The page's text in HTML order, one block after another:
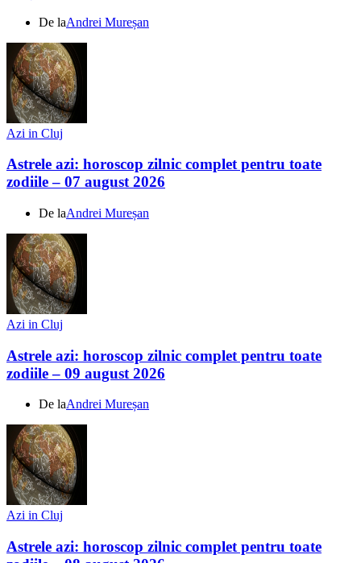
De laAndrei Mureșan
Azi in Cluj
Astrele azi: horoscop zilnic complet pentru toate
zodiile – 07 august 2026
De laAndrei Mureșan
Azi in Cluj
Astrele azi: horoscop zilnic complet pentru toate
zodiile – 09 august 2026
De laAndrei Mureșan
Azi in Cluj
Astrele azi: horoscop zilnic complet pentru toate